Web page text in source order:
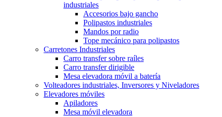
industriales
Accesorios bajo gancho
Polipastos industriales
Mandos por radio
Tope mecánico para polipastos
Carretones Industriales
Carro transfer sobre raíles
Carro transfer dirigible
Mesa elevadora móvil a batería
Volteadores industriales, Inversores y Niveladores
Elevadores móviles
Apiladores
Mesa móvil elevadora